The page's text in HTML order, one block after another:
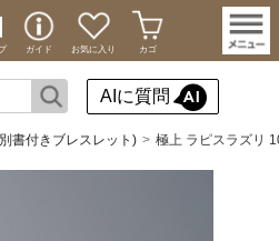
ガイド お気に入り カゴ
AIに質問
書付きブレスレット) 極上 ラピスラズリ